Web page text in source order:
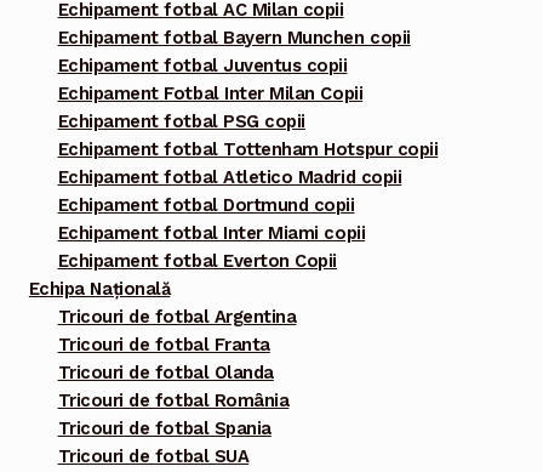
Echipament fotbal AC Milan copii
Echipament fotbal Bayern Munchen copii
Echipament fotbal Juventus copii
Echipament Fotbal Inter Milan Copii
Echipament fotbal PSG copii
Echipament fotbal Tottenham Hotspur copii
Echipament fotbal Atletico Madrid copii
Echipament fotbal Dortmund copii
Echipament fotbal Inter Miami copii
Echipament fotbal Everton Copii
Echipa Națională
Tricouri de fotbal Argentina
Tricouri de fotbal Franta
Tricouri de fotbal Olanda
Tricouri de fotbal România
Tricouri de fotbal Spania
Tricouri de fotbal SUA